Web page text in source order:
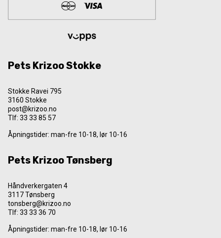
Pets Krizoo Stokke
Stokke Ravei 795
3160 Stokke
post@krizoo.no
Tlf: 33 33 85 57
Åpningstider: man-fre 10-18, lør 10-16
Pets Krizoo Tønsberg
Håndverkergaten 4
3117 Tønsberg
tonsberg@krizoo.no
Tlf: 33 33 36 70
Åpningstider: man-fre 10-18, lør 10-16